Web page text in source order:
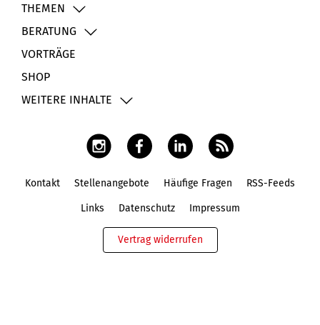
THEMEN
BERATUNG
VORTRÄGE
SHOP
WEITERE INHALTE
Kontakt Stellenangebote Häufige Fragen RSS-Feeds
Links Datenschutz Impressum
Vertrag widerrufen